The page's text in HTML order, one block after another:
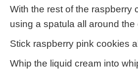
With the rest of the raspberry
using a spatula all around the
Stick raspberry pink cookies
Whip the liquid cream into